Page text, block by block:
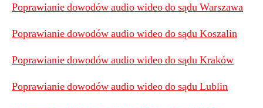
Poprawianie dowodów audio wideo do sądu Warszawa
Poprawianie dowodów audio wideo do sądu Koszalin
Poprawianie dowodów audio wideo do sądu Kraków
Poprawianie dowodów audio wideo do sądu Lublin